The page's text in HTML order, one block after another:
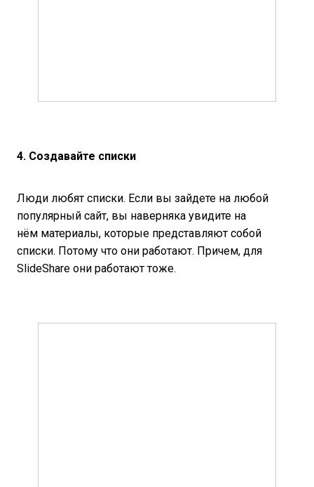
4. Создавайте списки
Люди любят списки. Если вы зайдете на любой
популярный сайт, вы наверняка увидите на
нём материалы, которые представляют собой
списки. Потому что они работают. Причем, для
SlideShare они работают тоже.